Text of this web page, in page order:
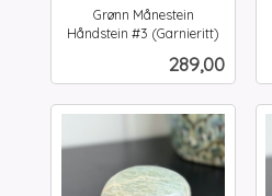
Grønn Månestein
Håndstein #3 (Garnieritt)
Pris
289,00